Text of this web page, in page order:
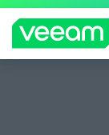
pela